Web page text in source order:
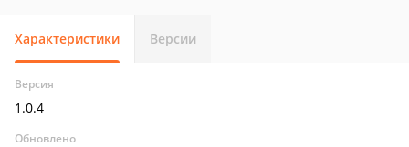
Характеристики Версии
Версия
1.0.4
Обновлено